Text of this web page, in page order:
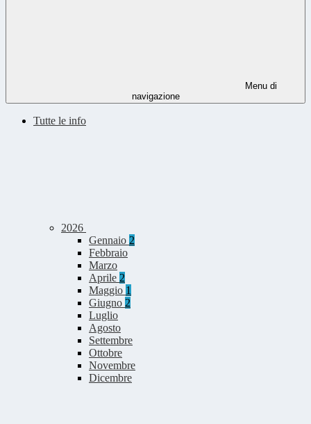
Menu di
navigazione
Tutte le info
2026
Gennaio 2
Febbraio
Marzo
Aprile 2
Maggio 1
Giugno 2
Luglio
Agosto
Settembre
Ottobre
Novembre
Dicembre